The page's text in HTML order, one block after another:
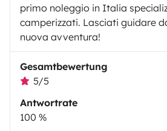
primo noleggio in Italia
camperizzati. Lasciati guidare
nuova avventura!
Gesamtbewertung
5/5
Antwortrate
100 %